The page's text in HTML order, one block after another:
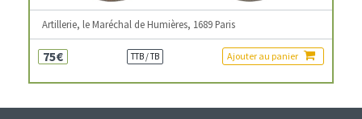
Artillerie, le Maréchal de Humières, 1689 Paris
75€ TTB / TB Ajouter au panier